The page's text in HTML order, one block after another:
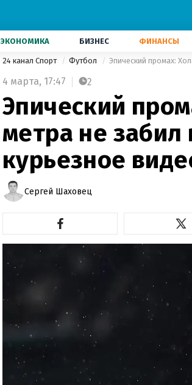
ЭКОНОМИКА БИЗНЕС ФИНАНСЫ
24 канал Спорт Футбол Эпический промах:
4 марта, 17:47 2
Эпический
метра не забил
курьезное
Сергей Шаховец